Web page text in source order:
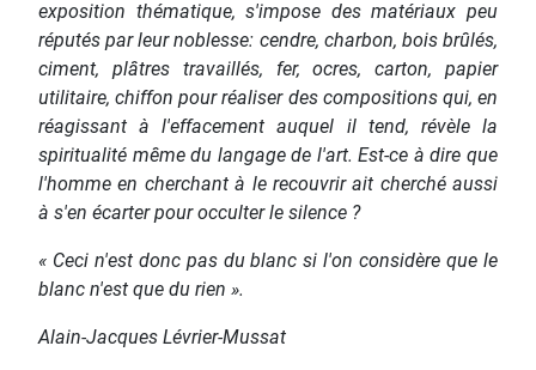
exposition thématique, s'impose des matériaux peu
réputés par leur noblesse: cendre, charbon, bois brûlés,
ciment, plâtres travaillés, fer, ocres, carton, papier
utilitaire, chiffon pour réaliser des compositions qui, en
réagissant à l'effacement auquel il tend, révèle la
spiritualité même du langage de l'art. Est-ce à dire que
l'homme en cherchant à le recouvrir ait cherché aussi
à s'en écarter pour occulter le silence ?
« Ceci n'est donc pas du blanc si l'on considère que le
blanc n'est que du rien ».
Alain-Jacques Lévrier-Mussat